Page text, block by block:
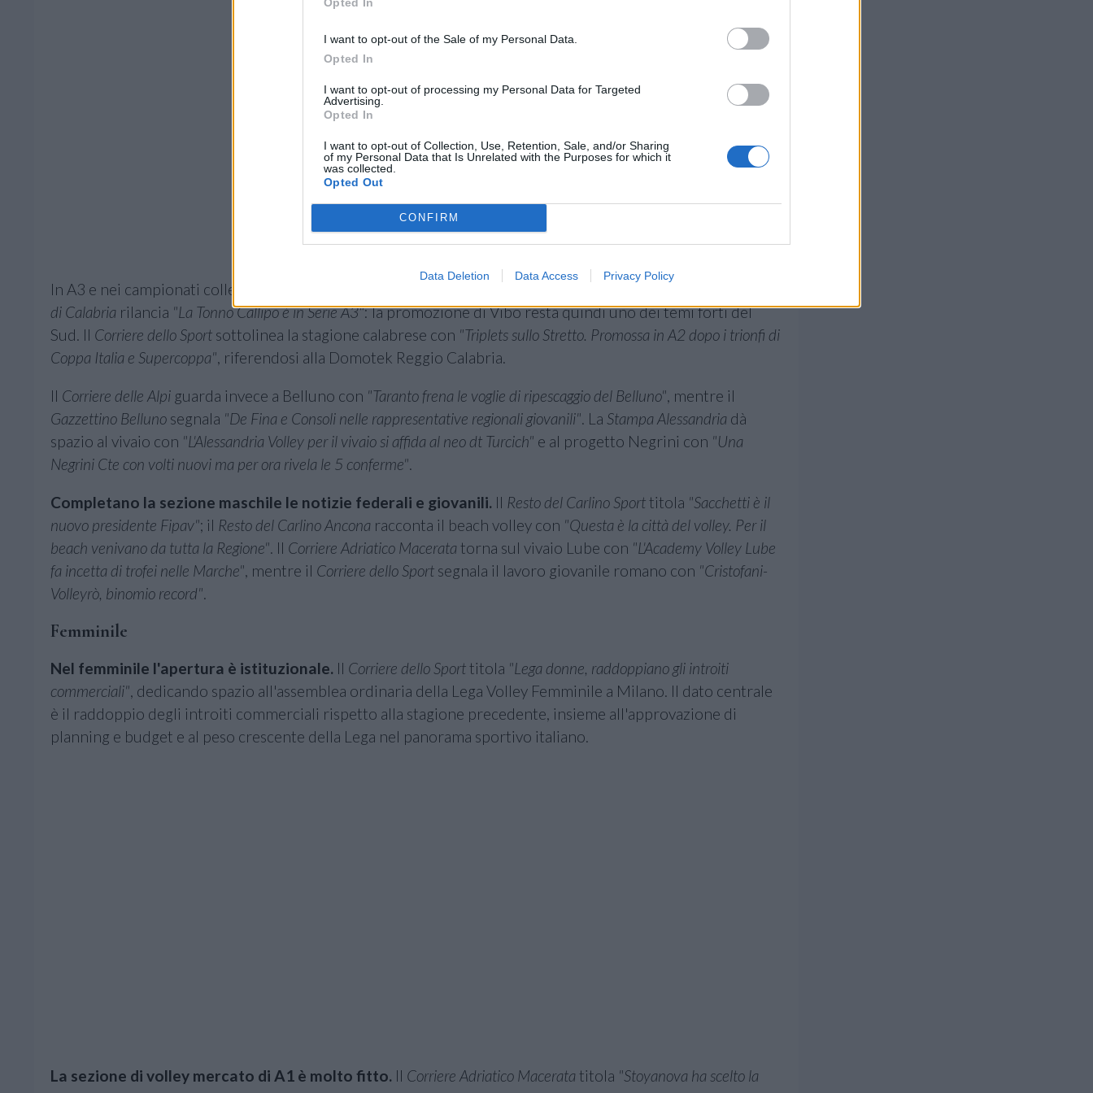
I want to opt-out of the Sale of my Personal Data.
Opted In
I want to opt-out of processing my Personal Data for Targeted
Advertising.
Opted In
I want to opt-out of Collection, Use, Retention, Sale, and/or Sharing
of my Personal Data that Is Unrelated with the Purposes for which it
was collected.
Opted Out
CONFIRM
Data Deletion Data Access Privacy Policy
In A3 e nei campionati collegati, il
di Calabria rilancia "La Tonno Callipo è in Serie A3": la promozione di Vibo resta quindi uno dei temi forti del
Sud. Il Corriere dello Sport sottolinea la stagione calabrese con "Triplets sullo Stretto. Promossa in A2 dopo i trionfi di
Coppa Italia e Supercoppa", riferendosi alla Domotek Reggio Calabria.
Il Corriere delle Alpi guarda invece a Belluno con "Taranto frena le voglie di ripescaggio del Belluno", mentre il
Gazzettino Belluno segnala "De Fina e Consoli nelle rappresentative regionali giovanili". La Stampa Alessandria dà
spazio al vivaio con "L'Alessandria Volley per il vivaio si affida al neo dt Turcich" e al progetto Negrini con "Una
Negrini Cte con volti nuovi ma per ora rivela le 5 conferme".
Completano la sezione maschile le notizie federali e giovanili. Il Resto del Carlino Sporttitola "Sacchetti è il
nuovo presidente Fipav"; il Resto del Carlino Ancona racconta il beach volley con "Questa è la città del volley. Per il
beach venivano da tutta la Regione". Il Corriere Adriatico Macerata torna sul vivaio Lube con "L'Academy Volley Lube
fa incetta di trofei nelle Marche", mentre il Corriere dello Sport segnala il lavoro giovanile romano con "Cristofani-
Volleyrò, binomio record".
Femminile
Nel femminile l'apertura è istituzionale. Il Corriere dello Sporttitola "Lega donne, raddoppiano gli introiti
commerciali", dedicando spazio all'assemblea ordinaria della Lega Volley Femminile a Milano. Il dato centrale
è il raddoppio degli introiti commerciali rispetto alla stagione precedente, insieme all'approvazione di
planning e budget e al peso crescente della Lega nel panorama sportivo italiano.
La sezione di volley mercato di A1 è molto fitto. Il Corriere Adriatico Macerata titola "Stoyanova ha scelto la